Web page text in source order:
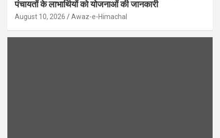
पंचायतों के लाभार्थियों को योजनाओं की जानकारी
August 10, 2026 Awaz-e-Himachal